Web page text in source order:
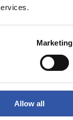
Marketing
Allow all